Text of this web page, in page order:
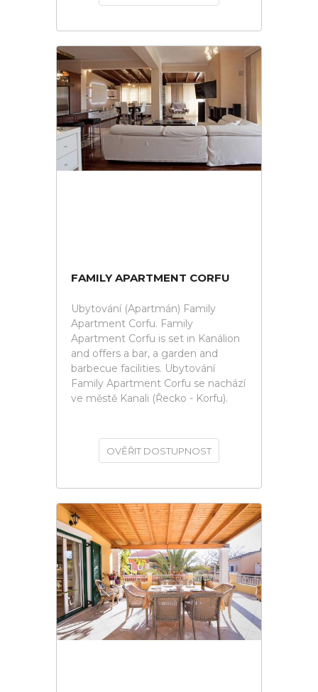
FAMILY APARTMENT CORFU
Ubytování (Apartmán) Family
Apartment Corfu. Family
Apartment Corfu is set in Kanálion
and offers a bar, a garden and
barbecue facilities. Ubytování
Family Apartment Corfu se nachází
ve městě Kanali (Řecko - Korfu).
OVĚŘIT DOSTUPNOST